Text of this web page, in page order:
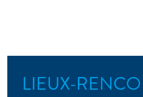
LIEUX-